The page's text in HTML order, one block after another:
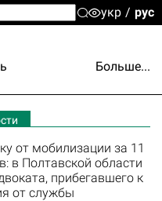
укр рус
Больше...
от мобилизации за 11
в Полтавской области
прибегавшего к
от службы